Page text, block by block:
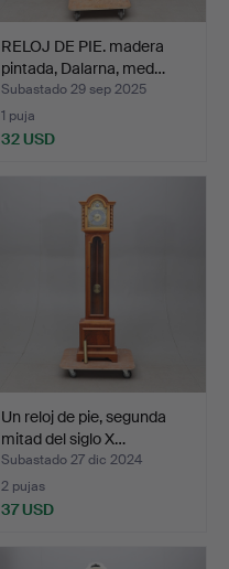
RELOJ DE PIE. madera
pintada, Dalarna, med…
Subastado 29 sep 2025
1 puja
32 USD
Un reloj de pie, segunda
mitad del siglo X…
Subastado 27 dic 2024
2 pujas
37 USD